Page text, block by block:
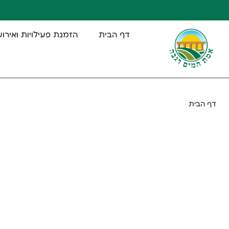
דף הבית הזמנת פעילויות
דף הבית